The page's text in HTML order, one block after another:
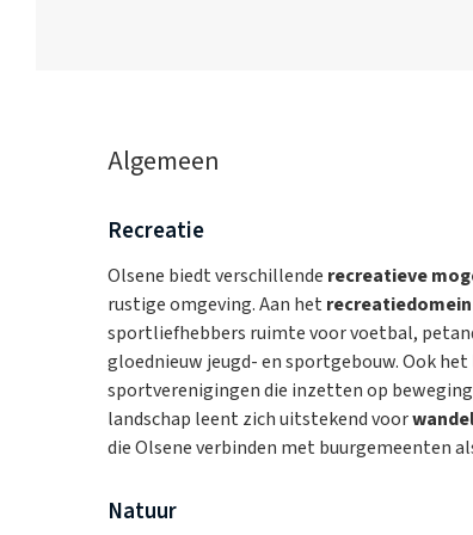
Algemeen
Recreatie
Olsene biedt verschillende recreatieve
rustige omgeving. Aan het
sportliefhebbers ruimte voor voetbal,
gloednieuw jeugd- en sportgebouw. Ook
sportverenigingen die inzetten op
landschap leent zich uitstekend voor
die Olsene verbinden met buurgemeenten
Natuur